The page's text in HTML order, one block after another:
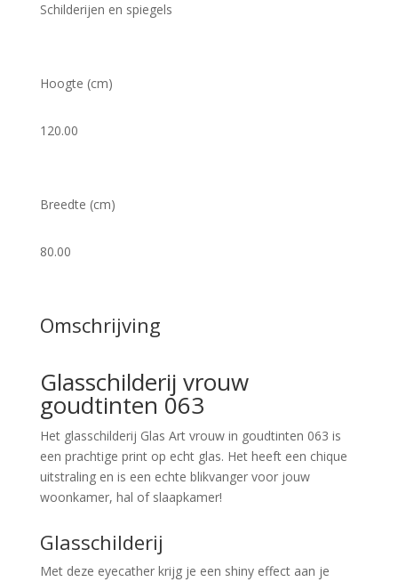
Schilderijen en spiegels
Hoogte (cm)
120.00
Breedte (cm)
80.00
Omschrijving
Glasschilderij vrouw
goudtinten 063
Het glasschilderij Glas Art vrouw in goudtinten 063 is
een prachtige print op echt glas. Het heeft een chique
uitstraling en is een echte blikvanger voor jouw
woonkamer, hal of slaapkamer!
Glasschilderij
Met deze eyecather krijg je een shiny effect aan je